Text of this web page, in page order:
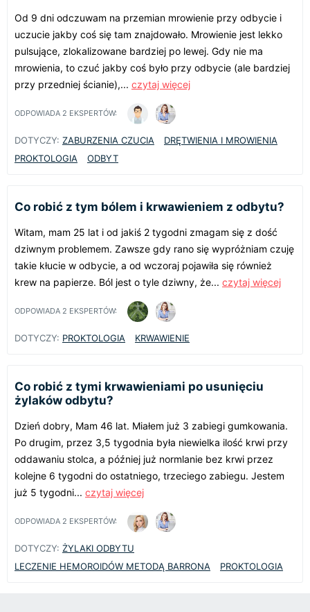
Od 9 dni odczuwam na przemian mrowienie przy odbycie i
uczucie jakby coś się tam znajdowało. Mrowienie jest lekko
pulsujące, zlokalizowane bardziej po lewej. Gdy nie ma
mrowienia, to czuć jakby coś było przy odbycie (ale bardziej
przy przedniej ścianie),... czytaj więcej
ODPOWIADA 2 EKSPERTÓW:
DOTYCZY: ZABURZENIA CZUCIA
DRĘTWIENIA I MROWIENIA
PROKTOLOGIA
ODBYT
Co robić z tym bólem i krwawieniem z odbytu?
Witam, mam 25 lat i od jakiś 2 tygodni zmagam się z dość
dziwnym problemem. Zawsze gdy rano się wypróżniam czuję
takie kłucie w odbycie, a od wczoraj pojawiła się również
krew na papierze. Ból jest o tyle dziwny, że... czytaj więcej
ODPOWIADA 2 EKSPERTÓW:
DOTYCZY: PROKTOLOGIA KRWAWIENIE
Co robić z tymi krwawieniami po usunięciu
żylaków odbytu?
Dzień dobry, Mam 46 lat. Miałem już 3 zabiegi gumkowania.
Po drugim, przez 3,5 tygodnia była niewielka ilość krwi przy
oddawaniu stolca, a później już normlanie bez krwi przez
kolejne 6 tygodni do ostatniego, trzeciego zabiegu. Jestem
już 5 tygodni... czytaj więcej
ODPOWIADA 2 EKSPERTÓW:
DOTYCZY: ŻYLAKI ODBYTU
LECZENIE HEMOROIDÓW METODĄ BARRONA
PROKTOLOGIA